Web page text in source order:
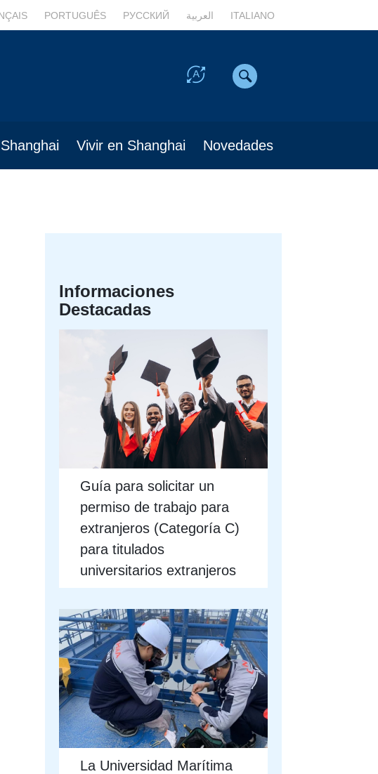
PORTUGUÊS РУССКИЙ العربية ITALIANO
Vivir en Shanghai Novedades
Informaciones
Destacadas
Guía para solicitar un
permiso de trabajo para
extranjeros (Categoría C)
para titulados
universitarios extranjeros
La Universidad Marítima